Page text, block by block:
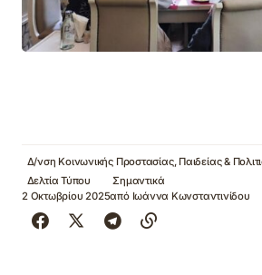
Δ/νση Κοινωνικής Προστασίας, Παιδείας &
Δελτία Τύπου
Σημαντικά
2 Οκτωβρίου 2025από Ιωάννα Κωνσταντινίδου